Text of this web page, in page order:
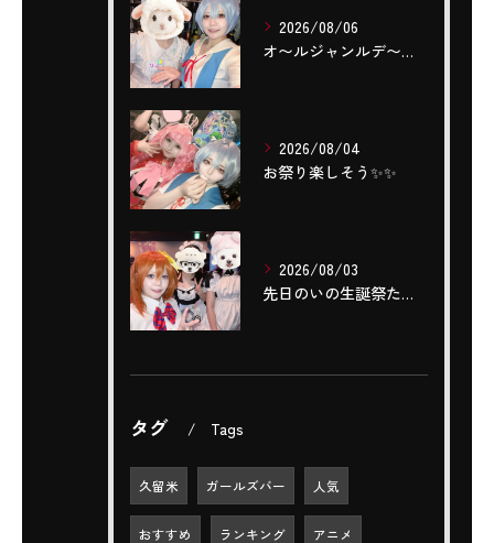
2026/08/06
‎オ〜ルジャンルデ〜〜🎤٩(ˊОˋ*)🎶
2026/08/04
お祭り楽しそう✨️✨️
2026/08/03
先日のいの生誕祭たくさんのご来店ありがとうございました‼️🌼...
タグ Tags
久留米 ガールズバー 人気
おすすめ ランキング アニメ